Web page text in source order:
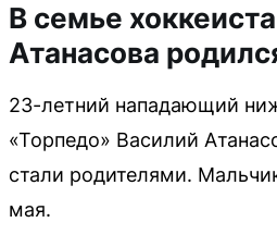
В семье
Атанасова
23-летний нападающий
«Торпедо» Василий
стали родителями.
мая.